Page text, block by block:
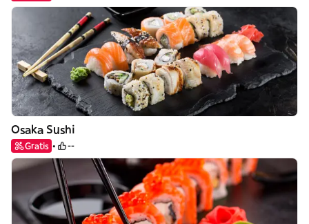
Osaka Sushi
Gratis --